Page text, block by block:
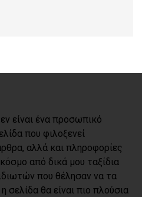
είναι ένα προσωπικό
που φιλοξενεί
αλλά και πληροφορίες
από δικά μου ταξίδια
που θέλησαν να τα
σελίδα θα είναι πιο πλούσια